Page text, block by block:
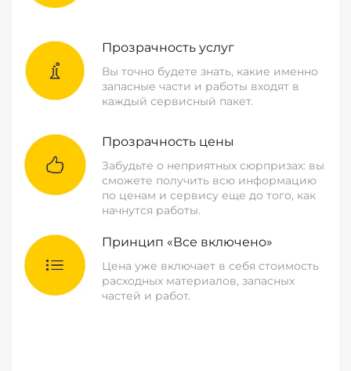
Прозрачность услуг
Вы точно будете знать, какие именно
запасные части и работы входят в
каждый сервисный пакет.
Прозрачность цены
Забудьте о неприятных сюрпризах: вы
сможете получить всю информацию
по ценам и сервису еще до того, как
начнутся работы.
Принцип «Все включено»
Цена уже включает в себя стоимость
расходных материалов, запасных
частей и работ.